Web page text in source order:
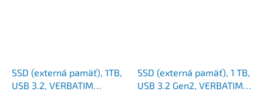
SSD (externá pamäť), 1TB,
USB 3.2, VERBATIM
SSD (externá pamäť), 1 TB,
USB 3.2 Gen2, VERBATIM